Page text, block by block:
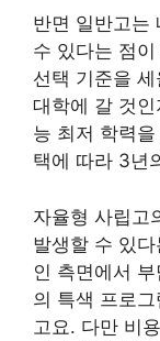
반면 일반고는
수 있다는 점
선택 기준을
대학에 갈 것
능 최저 학력
택에 따라 3년
자율형 사립고
발생할 수 있
인 측면에서
의 특색 프로
고요. 다만 비